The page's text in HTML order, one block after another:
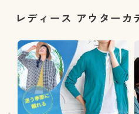
レディース アウターカ